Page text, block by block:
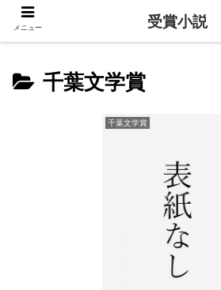
千葉文学賞
千葉文学賞
メニュー 受賞小説